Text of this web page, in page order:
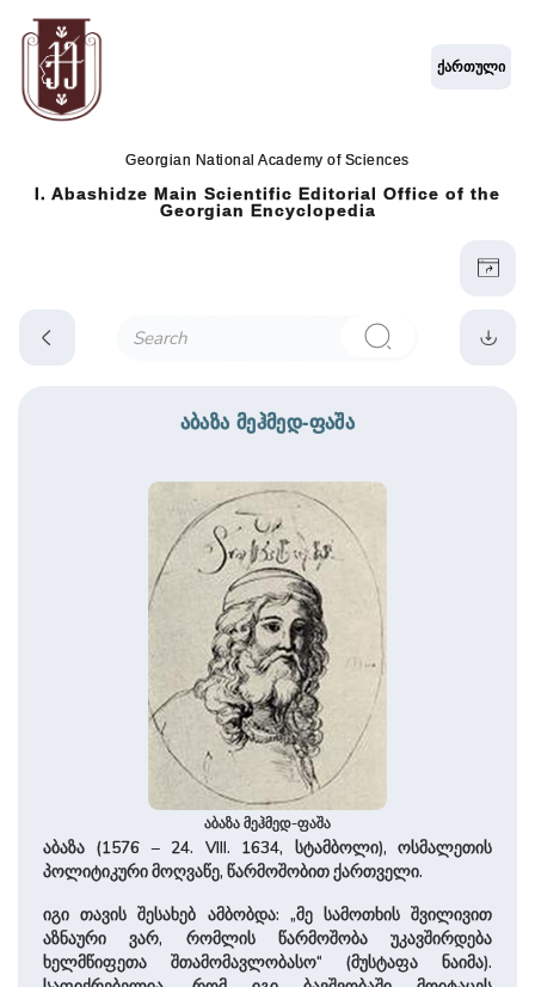
Georgian National Academy of Sciences
I. Abashidze Main Scientific Editorial Office of the
Georgian Encyclopedia
ქართული
აბაზა მეჰმედ-ფაშა
აბაზა მეჰმედ-ფაშა
აბაზა (1576 – 24. VIII. 1634, სტამბოლი), ოსმალეთის
პოლიტიკური მოღვაწე, წარმოშობით ქართველი.
იგი თავის შესახებ ამბობდა: „მე სამოთხის შვილივით
აზნაური ვარ, რომლის წარმოშობა უკავშირდება
ხელმწიფეთა შთამომავლობასო“ (მუსტაფა ნაიმა).